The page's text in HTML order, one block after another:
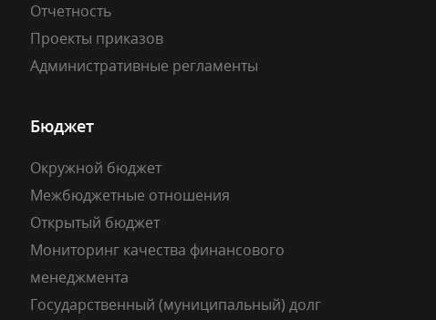
Отчетность
Проекты приказов
Административные регламенты
Бюджет
Окружной бюджет
Межбюджетные отношения
Открытый бюджет
Мониторинг качества финансового
менеджмента
Государственный (муниципальный) долг